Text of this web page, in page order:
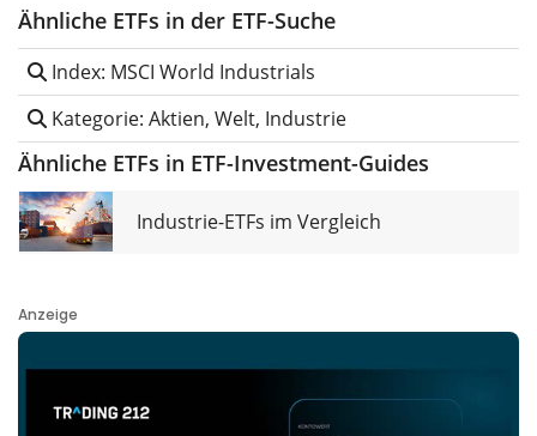
Ähnliche ETFs in der ETF-Suche
Index: MSCI World Industrials
Kategorie: Aktien, Welt, Industrie
Ähnliche ETFs in ETF-Investment-Guides
Industrie-ETFs im Vergleich